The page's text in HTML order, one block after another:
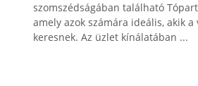
szomszédságában található
amely azok számára ideális, akik
keresnek. Az üzlet kínálatában ...